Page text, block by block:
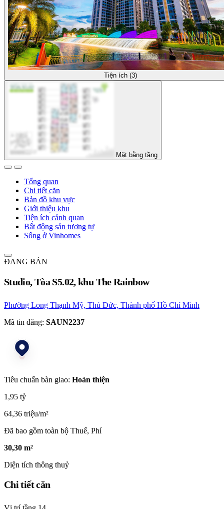
Tiện ích (3)
Mặt bằng tầng
Tổng quan
Chi tiết căn
Bản đồ khu vực
Giới thiệu khu
Tiện ích cảnh quan
Bất động sản tương tự
Sống ở Vinhomes
ĐANG BÁN
Studio, Tòa S5.02, khu The Rainbow
Phường Long Thạnh Mỹ, Thủ Đức, Thành phố Hồ Chí Minh
Mã tin đăng: SAUN2237
Tiêu chuẩn bàn giao: Hoàn thiện
1,95 tỷ
64,36 triệu/m²
Đã bao gồm toàn bộ Thuế, Phí
30,30 m²
Diện tích thông thuỷ
Chi tiết căn